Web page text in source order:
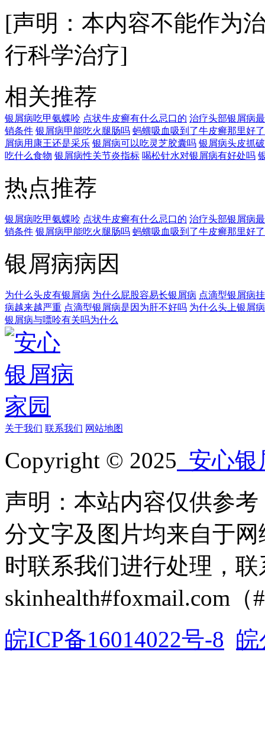
[声明：本内容不能作为
行科学治疗]
相关推荐
银屑病吃甲氨蝶呤 点状牛皮癣有什么忌口的 治疗头部银屑病
销条件 银屑病甲能吃火腿肠吗 蚂蟥吸血吸到了牛皮癣那里好
屑病用康王还是采乐 银屑病可以吃灵芝胶囊吗 银屑病头皮抓
吃什么食物 银屑病性关节炎指标 喝松针水对银屑病有好处吗
热点推荐
银屑病吃甲氨蝶呤 点状牛皮癣有什么忌口的 治疗头部银屑病
销条件 银屑病甲能吃火腿肠吗 蚂蟥吸血吸到了牛皮癣那里好
银屑病病因
为什么头皮有银屑病 为什么屁股容易长银屑病 点滴型银屑病
病越来越严重 点滴型银屑病是因为肝不好吗 为什么头上银屑
银屑病与嘌呤有关吗为什么
关于我们 联系我们 网站地图
Copyright © 2025 安心银
声明：本站内容仅供参
分文字及图片均来自于
时联系我们进行处理，
skinhealth#foxmail.com（
皖ICP备16014022号-8 皖